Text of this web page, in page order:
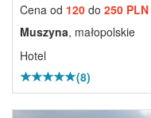
Cena od 120 do 250 PLN
Muszyna, małopolskie
Hotel
(8)